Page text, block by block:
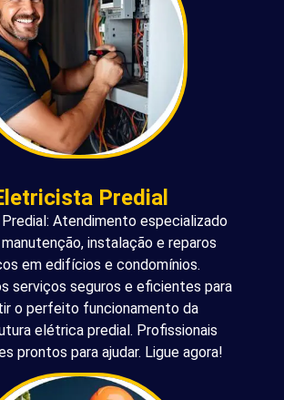
Predial
Atendimento especializado
instalação e reparos
em edifícios e condomínios.
serviços seguros e eficientes para
o perfeito funcionamento da
elétrica predial. Profissionais
prontos para ajudar. Ligue agora!